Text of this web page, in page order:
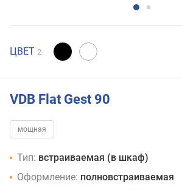
ЦВЕТ 2
VDB Flat Gest 90
мощная
Тип: встраиваемая (в шкаф)
Оформление: полновстраиваемая